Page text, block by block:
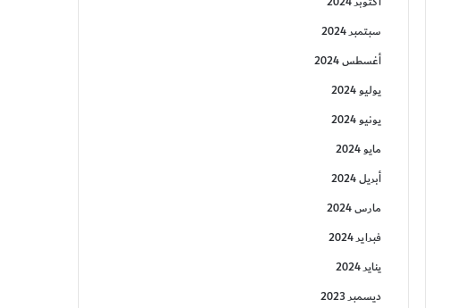
سبتمبر 2024
أغسطس 2024
يوليو 2024
يونيو 2024
مايو 2024
أبريل 2024
مارس 2024
فبراير 2024
يناير 2024
ديسمبر 2023